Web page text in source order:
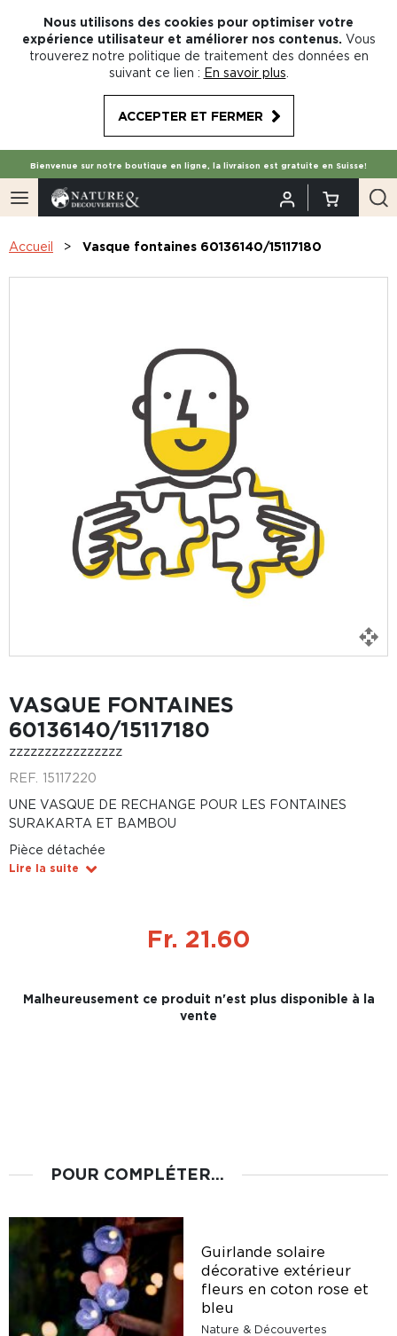
Nous utilisons des cookies pour optimiser votre
expérience utilisateur et améliorer nos contenus. Vous
trouverez notre politique de traitement des données en
suivant ce lien : En savoir plus
ACCEPTER ET FERMER
Bienvenue sur notre boutique en ligne, la livraison est gratuite en Suisse!
Accueil Vasque fontaines 60136140/15117180
VASQUE FONTAINES
60136140/15117180
zzzzzzzzzzzzzzzz
REF. 15117220
UNE VASQUE DE RECHANGE POUR LES FONTAINES
SURAKARTA ET BAMBOU
Pièce détachée
Lire la suite
Fr. 21.60
Malheureusement ce produit n'est plus disponible à la
vente
POUR COMPLÉTER...
Guirlande solaire
décorative extérieur
fleurs en coton rose et
bleu
Nature & Découvertes